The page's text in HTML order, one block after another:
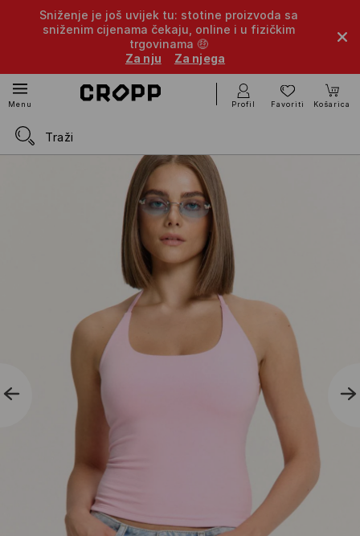
Sniženje je još uvijek tu: stotine proizvoda sa
sniženim cijenama čekaju, online i u fizičkim
trgovinama 🤑
Za nju
Za njega
Menu Profil Favoriti Košarica